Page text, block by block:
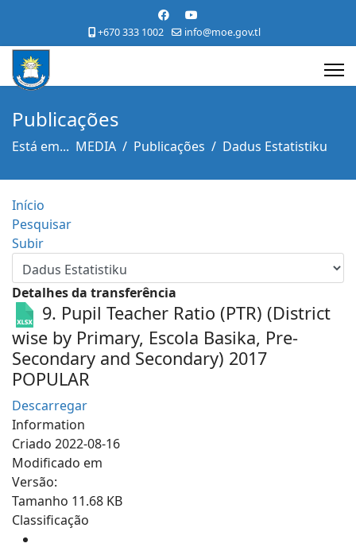
+670 333 1002 info@moe.gov.tl
Publicações
Está em... MEDIA Publicações Dadus Estatistiku
Início
Pesquisar
Subir
Detalhes da transferência
9. Pupil Teacher Ratio (PTR) (District
wise by Primary, Escola Basika, Pre-
Secondary and Secondary) 2017
POPULAR
Descarregar
Information
Criado 2022-08-16
Modificado em
Versão:
Tamanho 11.68 KB
Classificação